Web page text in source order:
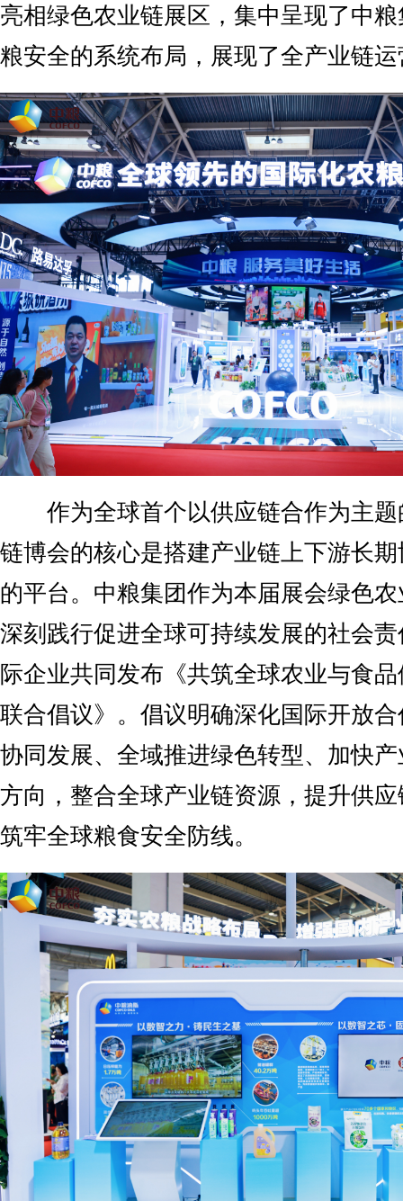
亮相绿色农业链展区，集中呈现了中
粮安全的系统布局，展现了全产业链
作为全球首个以供应链合作为主题
链博会的核心是搭建产业链上下游长
的平台。中粮集团作为本届展会绿色
深刻践行促进全球可持续发展的社会
际企业共同发布《共筑全球农业与食
联合倡议》。倡议明确深化国际开放
协同发展、全域推进绿色转型、加快
方向，整合全球产业链资源，提升供
筑牢全球粮食安全防线。